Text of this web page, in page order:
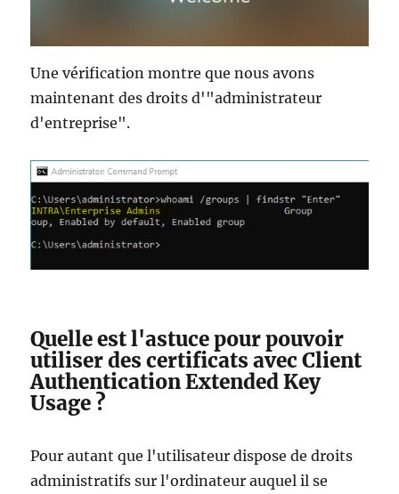
Une vérification montre que nous avons
maintenant des droits d'"administrateur
d'entreprise".
Quelle est l'astuce pour pouvoir
utiliser des certificats avec Client
Authentication Extended Key
Usage ?
Pour autant que l'utilisateur dispose de droits
administratifs sur l'ordinateur auquel il se